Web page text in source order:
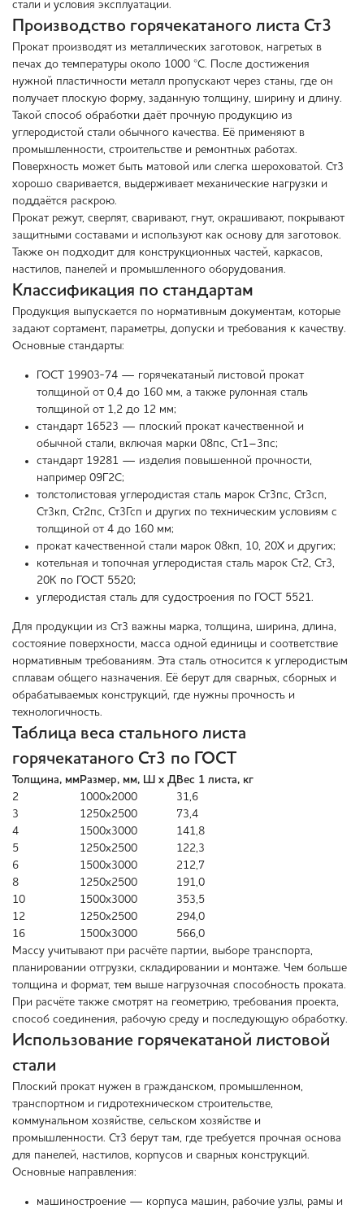
стали и условия эксплуатации.
Производство горячекатаного листа Ст3
Прокат производят из металлических заготовок, нагретых в
печах до температуры около 1000 °C. После достижения
нужной пластичности металл пропускают через станы, где он
получает плоскую форму, заданную толщину, ширину и длину.
Такой способ обработки даёт прочную продукцию из
углеродистой стали обычного качества. Её применяют в
промышленности, строительстве и ремонтных работах.
Поверхность может быть матовой или слегка шероховатой. Ст3
хорошо сваривается, выдерживает механические нагрузки и
поддаётся раскрою.
Прокат режут, сверлят, сваривают, гнут, окрашивают, покрывают
защитными составами и используют как основу для заготовок.
Также он подходит для конструкционных частей, каркасов,
настилов, панелей и промышленного оборудования.
Классификация по стандартам
Продукция выпускается по нормативным документам, которые
задают сортамент, параметры, допуски и требования к качеству.
Основные стандарты:
ГОСТ 19903-74 — горячекатаный листовой прокат
толщиной от 0,4 до 160 мм, а также рулонная сталь
толщиной от 1,2 до 12 мм;
стандарт 16523 — плоский прокат качественной и
обычной стали, включая марки 08пс, Ст1–3пс;
стандарт 19281 — изделия повышенной прочности,
например 09Г2С;
толстолистовая углеродистая сталь марок Ст3пс, Ст3сп,
Ст3кп, Ст2пс, Ст3Гсп и других по техническим условиям с
толщиной от 4 до 160 мм;
прокат качественной стали марок 08кп, 10, 20Х и других;
котельная и топочная углеродистая сталь марок Ст2, Ст3,
20К по ГОСТ 5520;
углеродистая сталь для судостроения по ГОСТ 5521.
Для продукции из Ст3 важны марка, толщина, ширина, длина,
состояние поверхности, масса одной единицы и соответствие
нормативным требованиям. Эта сталь относится к углеродистым
сплавам общего назначения. Её берут для сварных, сборных и
обрабатываемых конструкций, где нужны прочность и
технологичность.
Таблица веса стального листа
горячекатаного Ст3 по ГОСТ
Толщина, ммРазмер, мм, Ш х ДВес 1 листа, кг
2
1000х2000
31,6
3
1250х2500
73,4
4
1500х3000
141,8
5
1250х2500
122,3
6
1500х3000
212,7
8
1250х2500
191,0
10
1500х3000
353,5
12
1250х2500
294,0
16
1500х3000
566,0
Массу учитывают при расчёте партии, выборе транспорта,
планировании отгрузки, складировании и монтаже. Чем больше
толщина и формат, тем выше нагрузочная способность проката.
При расчёте также смотрят на геометрию, требования проекта,
способ соединения, рабочую среду и последующую обработку.
Использование горячекатаной листовой
стали
Плоский прокат нужен в гражданском, промышленном,
транспортном и гидротехническом строительстве,
коммунальном хозяйстве, сельском хозяйстве и
промышленности. Ст3 берут там, где требуется прочная основа
для панелей, настилов, корпусов и сварных конструкций.
Основные направления:
машиностроение — корпуса машин, рабочие узлы, рамы и